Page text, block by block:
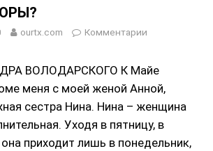
ourtx.com
Комментарии
ВОЛОДАРСКОГО К Майе
меня с моей женой Анной,
сестра Нина. Нина – женщина
Уходя в пятницу, в
приходит лишь в понедельник,